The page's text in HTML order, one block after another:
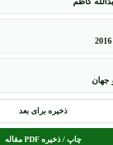
جهان
ذخیره برای بعد
چاپ / ذخیره PDF مقاله